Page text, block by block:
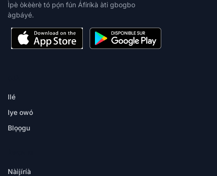
Ìpè òkèèrè tó pọ́n fún Áfíríkà àti gbogbo
àgbáyé.
Ilé
Iye owó
Blọọgu
Nàìjíríà